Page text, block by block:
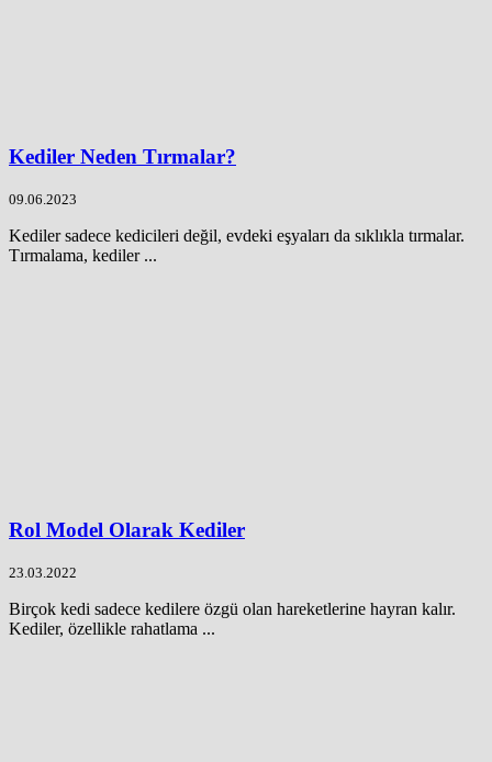
Kediler Neden Tırmalar?
09.06.2023
Kediler sadece kedicileri değil, evdeki eşyaları da sıklıkla tırmalar.
Tırmalama, kediler ...
Rol Model Olarak Kediler
23.03.2022
Birçok kedi sadece kedilere özgü olan hareketlerine hayran kalır.
Kediler, özellikle rahatlama ...